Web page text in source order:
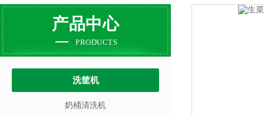
产品中心
PRODUCTS
洗筐机
奶桶清洗机